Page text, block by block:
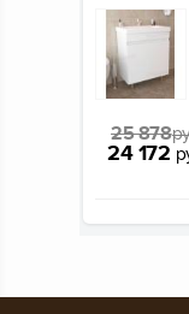
25 878
24 172